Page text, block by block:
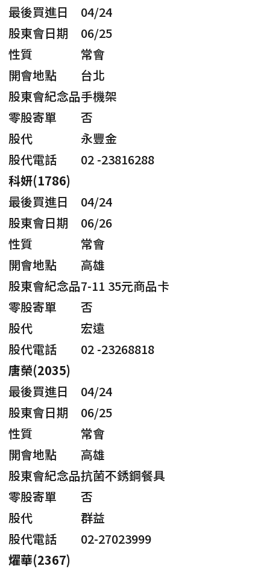
最後買進日
04/24
股東會日期
06/25
性質
常會
開會地點
台北
股東會紀念品手機架
零股寄單
否
股代
永豐金
股代電話
02 -23816288
科妍(1786)
最後買進日
04/24
股東會日期
06/26
性質
常會
開會地點
高雄
股東會紀念品7-11 35元商品卡
零股寄單
否
股代
宏遠
股代電話
02 -23268818
唐榮(2035)
最後買進日
04/24
股東會日期
06/25
性質
常會
開會地點
高雄
股東會紀念品抗菌不銹鋼餐具
零股寄單
否
股代
群益
股代電話
02-27023999
燿華(2367)